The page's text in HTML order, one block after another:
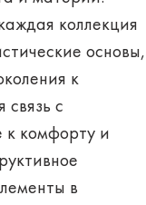
коллекция
основы,
к
связь с
к комфорту и
в